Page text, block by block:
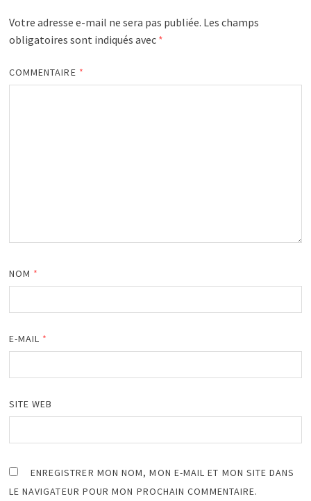
Votre adresse e-mail ne sera pas publiée. Les champs
obligatoires sont indiqués avec *
COMMENTAIRE *
NOM *
E-MAIL *
SITE WEB
ENREGISTRER MON NOM, MON E-MAIL ET MON SITE DANS
LE NAVIGATEUR POUR MON PROCHAIN COMMENTAIRE.